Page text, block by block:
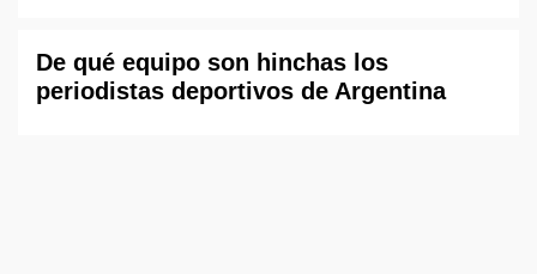
De qué equipo son hinchas los
periodistas deportivos de Argentina